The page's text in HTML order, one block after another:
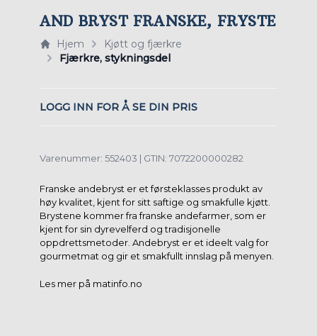
AND BRYST FRANSKE, FRYSTE
Hjem
Kjøtt og fjærkre
Fjærkre, stykningsdel
LOGG INN FOR Å SE DIN PRIS
Varenummer: 552403 | GTIN: 7072200000282
Franske andebryst er et førsteklasses produkt av
høy kvalitet, kjent for sitt saftige og smakfulle kjøtt.
Brystene kommer fra franske andefarmer, som er
kjent for sin dyrevelferd og tradisjonelle
oppdrettsmetoder. Andebryst er et ideelt valg for
gourmetmat og gir et smakfullt innslag på menyen.
Les mer på matinfo.no